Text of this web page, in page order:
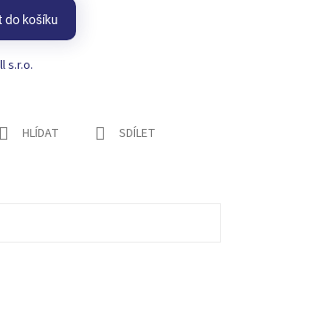
do košíku
s.r.o.
HLÍDAT SDÍLET